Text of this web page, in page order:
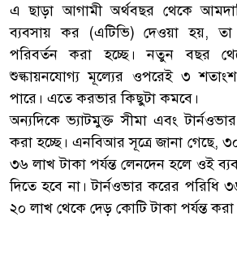
এ ছাড়া আগামী অর্থবছর থেকে
ব্যবসায় কর (এটিভি) দেওয়া হয়, তা
পরিবর্তন করা হচ্ছে। নতুন বছর
শুল্কায়নযোগ্য মূল্যের ওপরেই ৩
পারে। এতে করভার কিছুটা কমবে।
অন্যদিকে ভ্যাটমুক্ত সীমা এবং
করা হচ্ছে। এনবিআর সূত্রে জানা গেছে,
৩৬ লাখ টাকা পর্যন্ত লেনদেন হলে ওই
দিতে হবে না। টার্নওভার করের পরিধি
২০ লাখ থেকে দেড় কোটি টাকা পর্যন্ত করা